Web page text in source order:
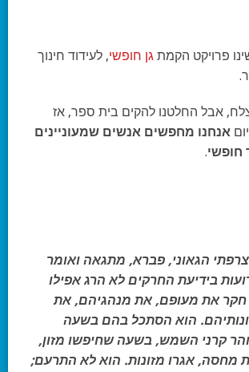
פרויקט הקמת גן חופשי, לעידוד חינוך
אבל החלטנו להקים בית ספר, אז
אנחנו מחפשים אנשים שמעוניינים
חופשי.
הגאוני, פברא, מתגאה ואומר
בידיעת החרקים לא הרג אפילו
את מעופם, את מנהגיהם, את
הוא הסתכל בהם בשעה
קרני השמש, בשעה שחיפשו מזון,
מחסה, אגרו מזונות. הוא לא התרעם;